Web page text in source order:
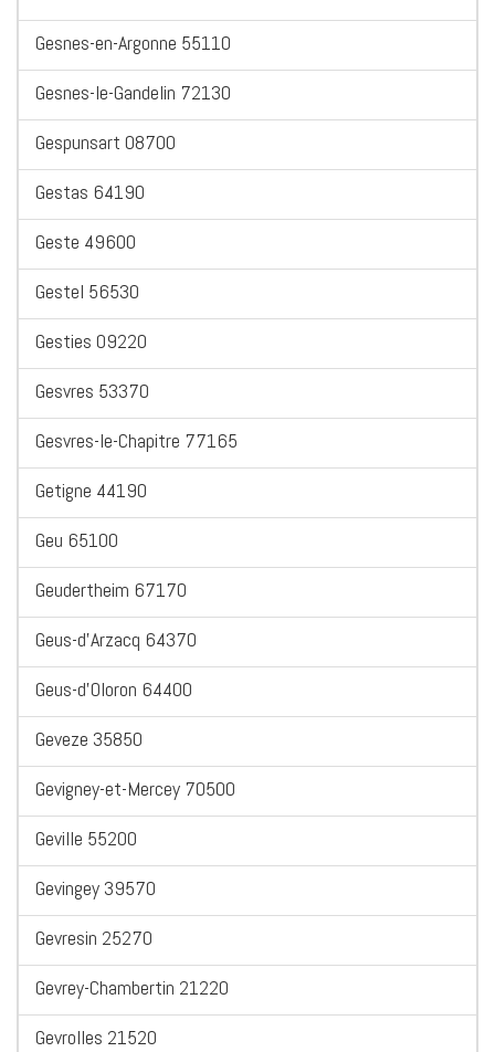
Gesnes-en-Argonne 55110
Gesnes-le-Gandelin 72130
Gespunsart 08700
Gestas 64190
Geste 49600
Gestel 56530
Gesties 09220
Gesvres 53370
Gesvres-le-Chapitre 77165
Getigne 44190
Geu 65100
Geudertheim 67170
Geus-d'Arzacq 64370
Geus-d'Oloron 64400
Geveze 35850
Gevigney-et-Mercey 70500
Geville 55200
Gevingey 39570
Gevresin 25270
Gevrey-Chambertin 21220
Gevrolles 21520